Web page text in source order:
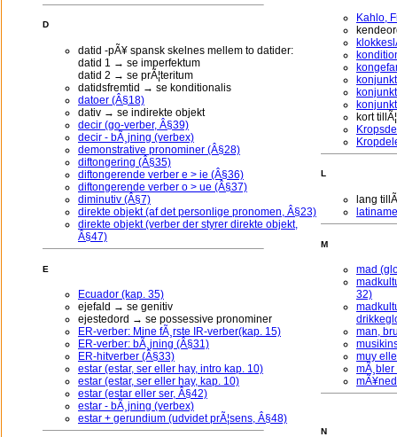
D
datid -pÃ¥ spansk skelnes mellem to datider:
datid 1 → se imperfektum
datid 2 → se prÃ¦teritum
datidsfremtid → se konditionalis
datoer (Â§18)
dativ → se indirekte objekt
decir (go-verber, Â§39)
decir - bÃ¸jning (verbex)
demonstrative pronominer (Â§28)
diftongering (Â§35)
diftongerende verber e > ie (Â§36)
diftongerende verber o > ue (Â§37)
diminutiv (Â§7)
direkte objekt (af det personlige pronomen, Â§23)
direkte objekt (verber der styrer direkte objekt,
Â§47)
E
Ecuador (kap. 35)
ejefald → se genitiv
ejestedord → se possessive pronominer
ER-verber: Mine fÃ¸rste IR-verber(kap. 15)
ER-verber: bÃ¸jning (Â§31)
ER-hitverber (Â§33)
estar (estar, ser eller hay, intro kap. 10)
estar (estar, ser eller hay, kap. 10)
estar (estar eller ser, Â§42)
estar - bÃ¸jning (verbex)
estar + gerundium (udvidet prÃ¦sens, Â§48)
Kahlo,
kort
L
lang
M
mad
32)
man,
muy
N